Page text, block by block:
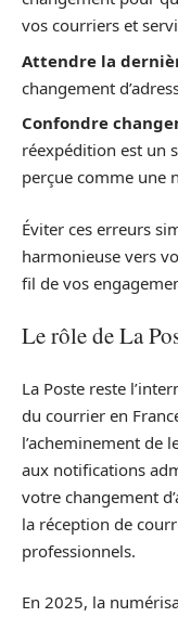
vos courriers et
Attendre la
changement
Confondre
réexpédition est un
perçue comme une
Éviter ces erreurs
harmonieuse vers
fil de vos
Le rôle de La
La Poste reste
du courrier en
l’acheminement de
aux notifications
votre changement
la réception de
professionnels.
En 2025, la